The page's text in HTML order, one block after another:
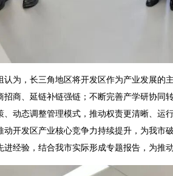
，长三角地区将开发区作为产业发展的
招商、延链补链强链；不断完善产学研协同
、动态调整管理模式，推动权责更清晰、运
动开发区产业核心竞争力持续提升，为我市
进经验，结合我市实际形成专题报告，为推